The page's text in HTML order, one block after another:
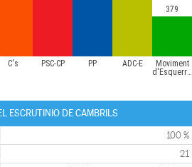
C's PSC-CP PP ADC-E
Moviment
d'Esquerres
379
ESCRUTINIO DE CAMBRILS
100 %
21